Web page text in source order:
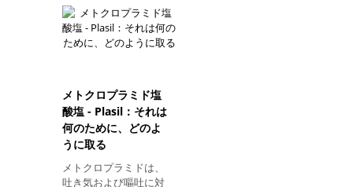
組換えヒトインターフ
ェロンアルファ2Aの推
奨用量は、3MUIであ
り、週3回、筋肉内ま
寛容に応じて、用量は
週に3回、徐々に9MUI
まで増やすことができ
ます。 3.非ホジキンリ
パ腫の患者の場合、治
歳以上の男性と女性に
使用され、身体の適切
な機能に貢献します：
リーラジカルに対して
作用し、これは疾患お
よび加齢に関連する。
それは視力を改善す
る。 2.ビタミンB1 ビタ
ミンB1は体内の免疫系
を保護する健康な細胞
メトクロプラミド塩
酸塩 - Plasil：それは
何のために、どのよ
うに取る
メトクロプラミドは、
吐き気および嘔吐に対